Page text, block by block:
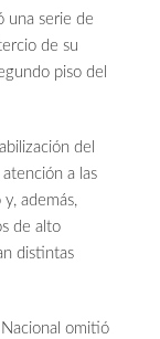
una serie de
de su
piso del
del
a las
además,
de alto
distintas
omitió